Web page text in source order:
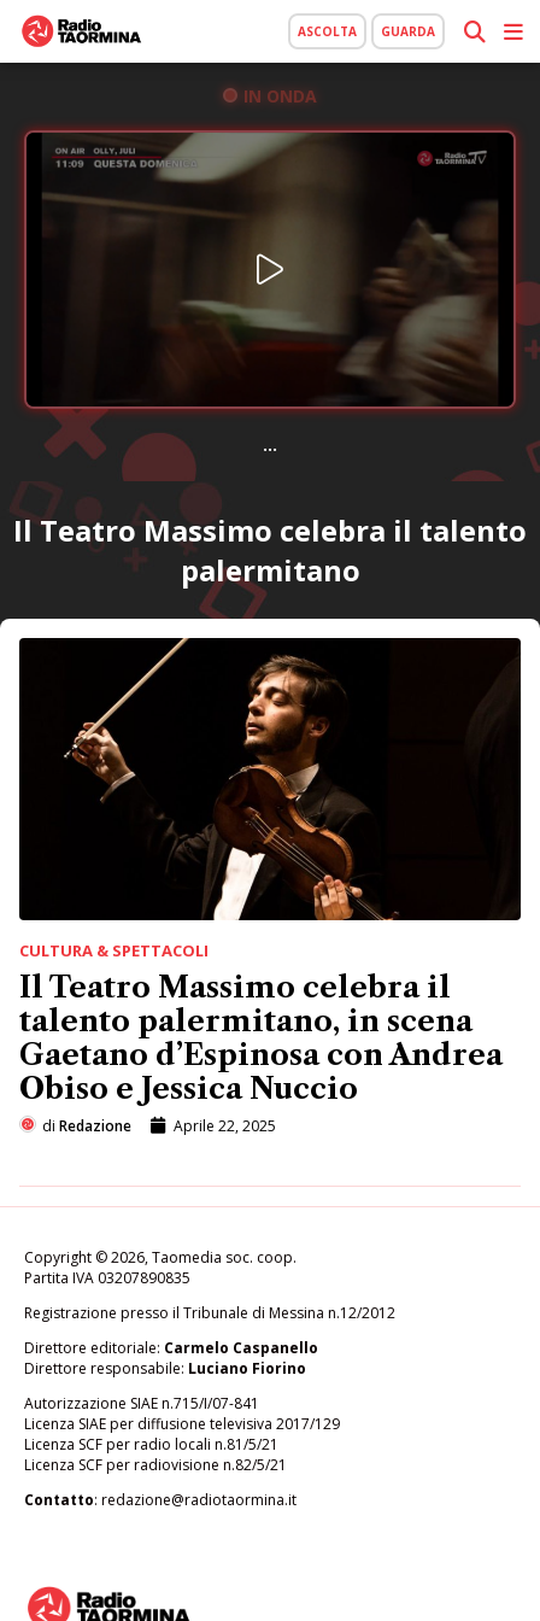
ASCOLTA GUARDA
IN ONDA
...
Il Teatro Massimo celebra il talento
palermitano
CULTURA & SPETTACOLI
Il Teatro Massimo celebra il
talento palermitano, in scena
Gaetano d’Espinosa con Andrea
Obiso e Jessica Nuccio
di Redazione Aprile 22, 2025
Copyright © 2026, Taomedia soc. coop.
Partita IVA 03207890835
Registrazione presso il Tribunale di Messina n.12/2012
Direttore editoriale: Carmelo Caspanello
Direttore responsabile: Luciano Fiorino
Autorizzazione SIAE n.715/I/07-841
Licenza SIAE per diffusione televisiva 2017/129
Licenza SCF per radio locali n.81/5/21
Licenza SCF per radiovisione n.82/5/21
Contatto: redazione@radiotaormina.it